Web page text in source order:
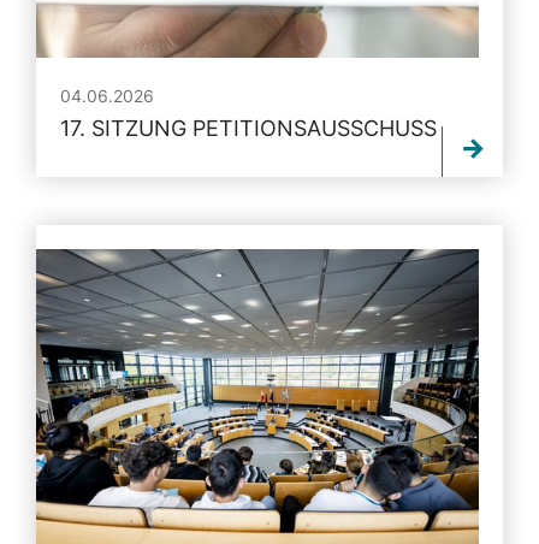
04.06.2026
17. SITZUNG PETITIONSAUSSCHUSS